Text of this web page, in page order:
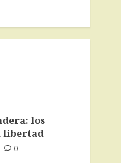
los
libertad
0